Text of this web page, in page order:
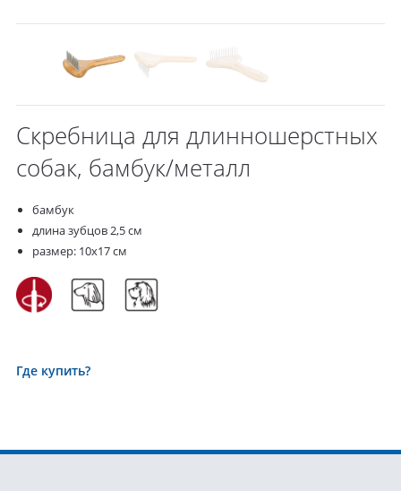
Скребница для длинношерстных
собак, бамбук/металл
бамбук
длина зубцов 2,5 см
размер: 10х17 см
Где купить?